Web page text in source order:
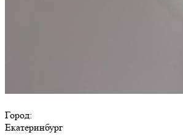
Город:
Екатеринбург